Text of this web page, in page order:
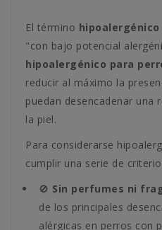
El término hipoalergénico
"con bajo potencial
hipoalergénico para
reducir al máximo la
puedan desencadenar una
la piel.
Para considerarse
cumplir una serie de
🚫 Sin perfumes ni
de los principales
alérgicas en perros con